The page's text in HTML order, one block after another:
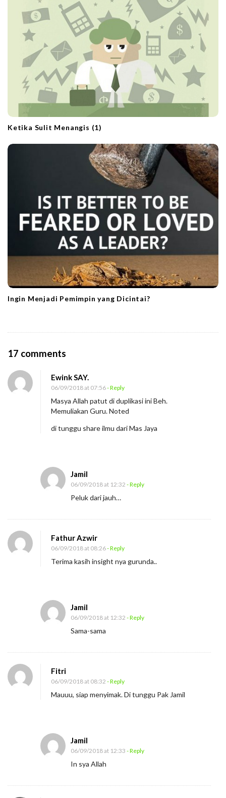
Ketika Sulit Menangis (1)
Ingin Menjadi Pemimpin yang Dicintai?
17 comments
S
y
S
B
l
a
A
b
S
e
o
M
Ewink SAY.
06/09/2018 at 07:56- Reply
Masya Allah patut di duplikasi ini Beh.
Memuliakan Guru. Noted
di tunggu share ilmu dari Mas Jaya
Jamil
06/09/2018 at 12:32 - Reply
Peluk dari jauh…
Fathur Azwir
06/09/2018 at 08:26- Reply
Terima kasih insight nya gurunda..
Jamil
06/09/2018 at 12:32 - Reply
Sama-sama
Fitri
06/09/2018 at 08:32 - Reply
Mauuu, siap menyimak. Di tunggu Pak Jamil
Jamil
06/09/2018 at 12:33 - Reply
In sya Allah